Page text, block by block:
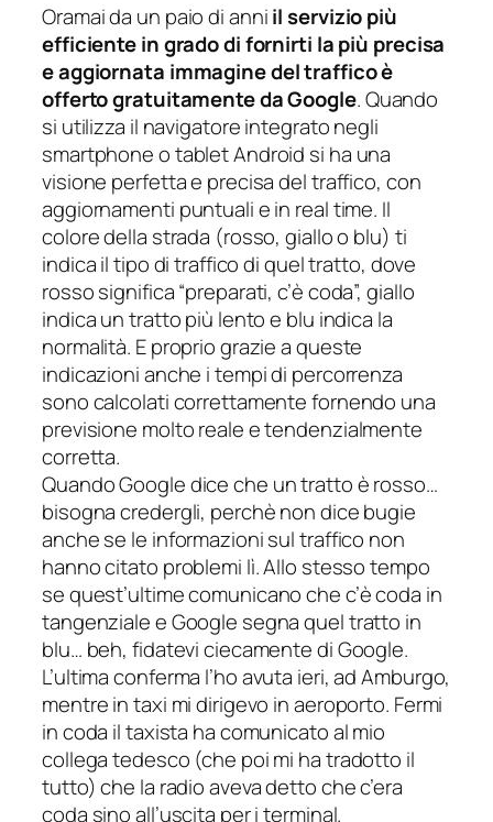
Oramai da un paio di anniil servizio più
efficiente in grado di fornirti la più precisa
e aggiornata immagine del traffico è
offerto gratuitamente da Google. Quando
si utilizza il navigatore integrato negli
smartphone o tablet Android si ha una
visione perfetta e precisa del traffico, con
aggiornamenti puntuali e in real time. Il
colore della strada (rosso, giallo o blu) ti
indica il tipo di traffico di quel tratto, dove
rosso significa “preparati, c’è coda”, giallo
indica un tratto più lento e blu indica la
normalità. E proprio grazie a queste
indicazioni anche i tempi di percorrenza
sono calcolati correttamente fornendo una
previsione molto reale e tendenzialmente
corretta.
Quando Google dice che un tratto è rosso…
bisogna credergli, perchè non dice bugie
anche se le informazioni sul traffico non
hanno citato problemi lì. Allo stesso tempo
se quest’ultime comunicano che c’è coda in
tangenziale e Google segna quel tratto in
blu… beh, fidatevi ciecamente di Google.
L’ultima conferma l’ho avuta ieri, ad Amburgo,
mentre in taxi mi dirigevo in aeroporto. Fermi
in coda il taxista ha comunicato al mio
collega tedesco (che poi mi ha tradotto il
tutto) che la radio aveva detto che c’era
coda sino all’uscita per i terminal.